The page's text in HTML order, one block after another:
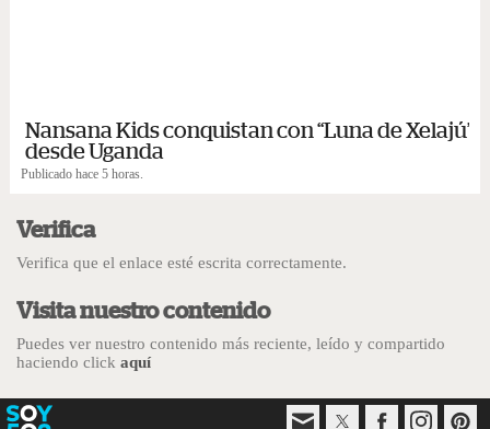
Nansana Kids conquistan con “Luna de Xelajú”
desde Uganda
Publicado hace 5 horas.
Verifica
Verifica que el enlace esté escrita correctamente.
Visita nuestro contenido
Puedes ver nuestro contenido más reciente, leído y compartido
haciendo click aquí